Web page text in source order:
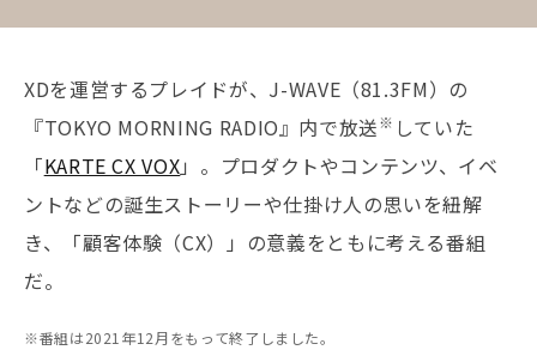
XDを運営するプレイドが、J-WAVE（81.3FM）の
『TOKYO MORNING RADIO』内で放送※ していた
「KARTE CX VOX」。プロダクトやコンテンツ、イベ
ントなどの誕生ストーリーや仕掛け人の思いを紐解
き、「顧客体験（CX）」の意義をともに考える番組
だ。
※番組は2021年12月をもって終了しました。